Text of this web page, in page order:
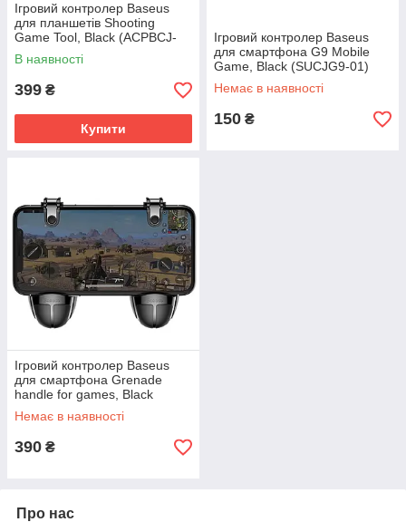
Ігровий контролер Baseus
для планшетів Shooting
Game Tool, Black (ACPBCJ-
01)
В наявності
399 ₴
Купити
Ігровий контролер Baseus
для смартфона G9 Mobile
Game, Black (SUCJG9-01)
Немає в наявності
150 ₴
Ігровий контролер Baseus
для смартфона Grenade
handle for games, Black
(ACSLCJ-01)
Немає в наявності
390 ₴
Про нас